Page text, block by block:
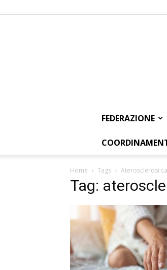
FEDERAZIONE
Home Tags Aterosclerosi
Tag: